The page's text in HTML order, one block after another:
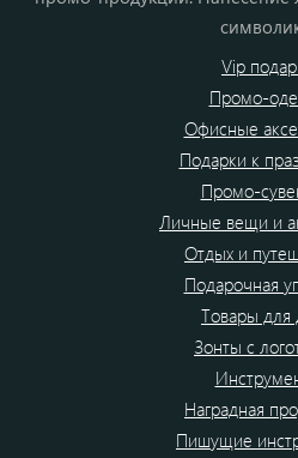
Vip
Промо-
Офисные
Подарки к
Промо-
Личные вещи и
Отдых и
Подарочная
Товары для
Зонты с
Наградная
Пишущие